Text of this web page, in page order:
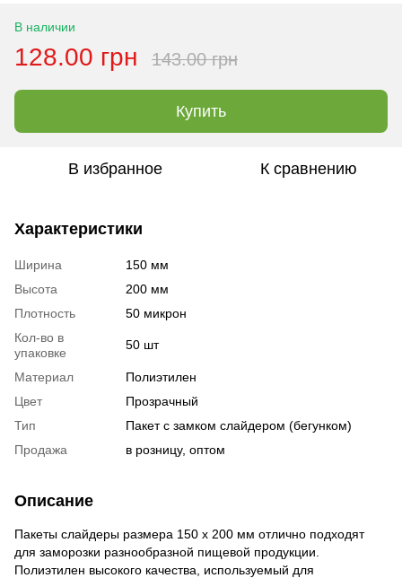
В наличии
128.00 грн 143.00 грн
Купить
В избранное К сравнению
Характеристики
Ширина
150 мм
Высота
200 мм
Плотность
50 микрон
Кол-во в
упаковке
50 шт
Материал
Полиэтилен
Цвет
Прозрачный
Тип
Пакет с замком слайдером (бегунком)
Продажа
в розницу, оптом
Описание
Пакеты слайдеры размера 150 х 200 мм отлично подходят
для заморозки разнообразной пищевой продукции.
Полиэтилен высокого качества, используемый для